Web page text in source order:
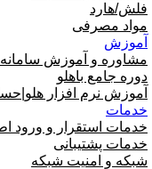
فلش/هارد
مواد مصرفی
آموزش
مشاوره و آموزش سامانه
دوره جامع باهلو
آموزش نرم افزار
خدمات
خدمات استقرار و ورود
خدمات پشتیبانی
شبکه و امنیت شبکه